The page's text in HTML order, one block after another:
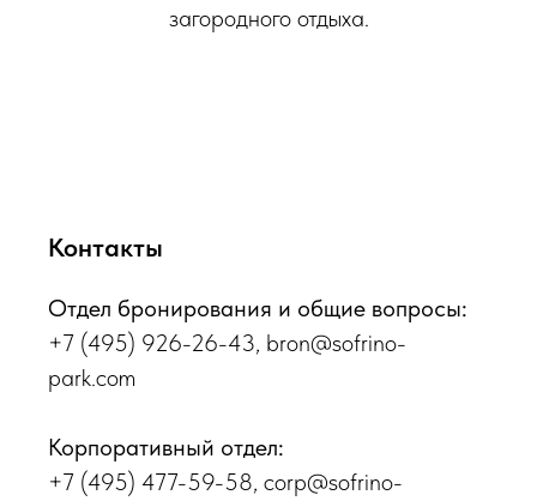
загородного отдыха.
Контакты
Отдел бронирования и общие вопросы:
+7 (495) 926-26-43, bron@sofrino-
park.com
Корпоративный отдел:
+7 (495) 477-59-58, corp@sofrino-